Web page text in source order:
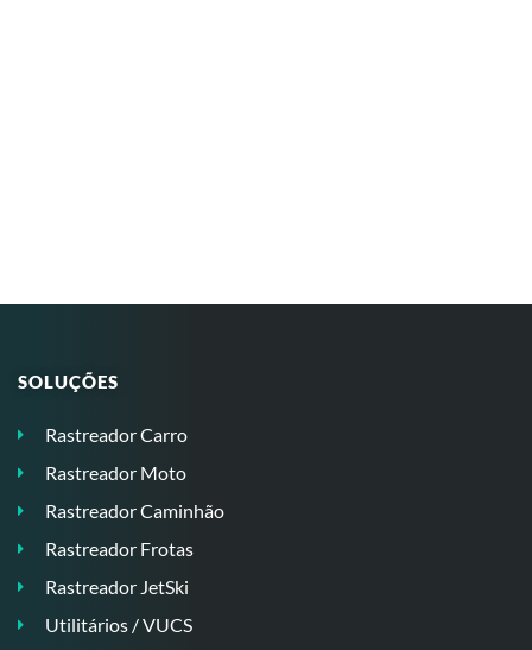
SOLUÇÕES
Rastreador Carro
Rastreador Moto
Rastreador Caminhão
Rastreador Frotas
Rastreador JetSki
Utilitários / VUCS